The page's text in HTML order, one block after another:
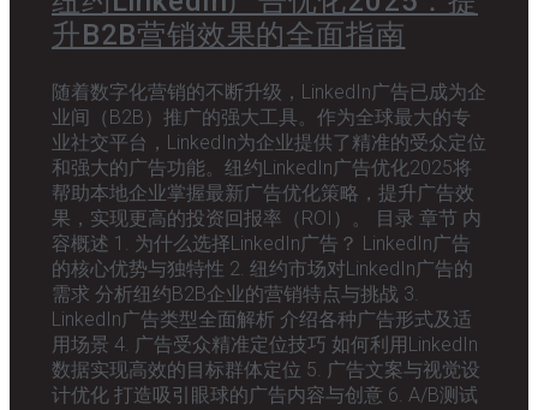
升B2B营销效果的全面指南
随着数字化营销的不断升级，LinkedIn广告已成为企
业间（B2B）推广的强大工具。作为全球最大的专
业社交平台，LinkedIn为企业提供了精准的受众定位
和强大的广告功能。纽约LinkedIn广告优化2025将
帮助本地企业掌握最新广告优化策略，提升广告效
果，实现更高的投资回报率（ROI）。 目录 章节 内
容概述 1. 为什么选择LinkedIn广告？ LinkedIn广告
的核心优势与独特性 2. 纽约市场对LinkedIn广告的
需求 分析纽约B2B企业的营销特点与挑战 3.
LinkedIn广告类型全面解析 介绍各种广告形式及适
用场景 4. 广告受众精准定位技巧 如何利用LinkedIn
数据实现高效的目标群体定位 5. 广告文案与视觉设
计优化 打造吸引眼球的广告内容与创意 6. A/B测试